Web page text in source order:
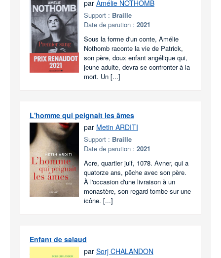
par Amélie NOTHOMB
Support : Braille
Date de parution : 2021
Sous la forme d'un conte, Amélie
Nothomb raconte la vie de Patrick,
son père, doux enfant angélique qui,
jeune adulte, devra se confronter à la
mort. Un [...]
L'homme qui peignait les âmes
par Metin ARDITI
Support : Braille
Date de parution : 2021
Acre, quartier juif, 1078. Avner, qui a
quatorze ans, pêche avec son père.
À l'occasion d'une livraison à un
monastère, son regard tombe sur une
icône. [...]
Enfant de salaud
par Sorj CHALANDON